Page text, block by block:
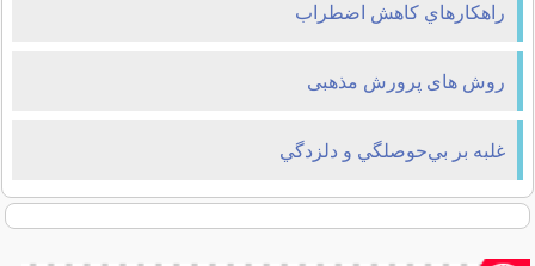
راهكارهاي كاهش اضطراب
روش های پرورش مذهبی
غلبه بر بي‌حوصلگي و دلزدگي